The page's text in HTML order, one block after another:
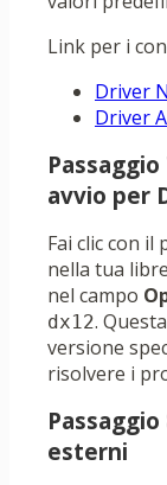
Link per i
Driver
Driver
avvio per
Fai clic con
nella tua
nel campo
dx12.
versione
risolvere i
esterni